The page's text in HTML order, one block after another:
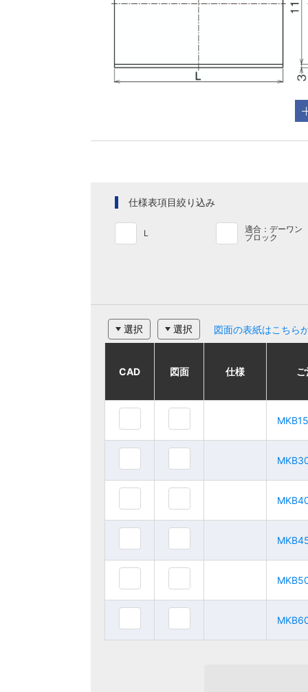
仕様表項目絞り込み
L
適合：デーワン
ブロック
選択 選択 図面の表紙はこちら
CAD 図面 ご注文品番
MKB15GB
MKB30GB
MKB60GB
CAD 図面 仕様
CAD 図面 ご注文品番
MKB15GB
MKB30GB
MKB60GB
CAD 図面 仕様